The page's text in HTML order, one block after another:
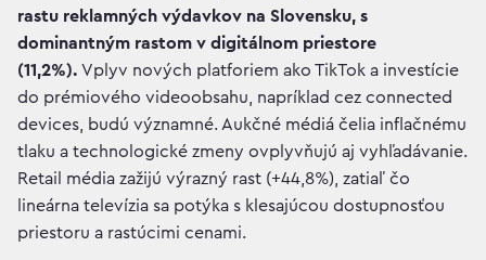
rastu reklamných výdavkov na Slovensku, s
dominantným rastom v digitálnom priestore
(11,2%). Vplyv nových platforiem ako TikTok a investície
do prémiového videoobsahu, napríklad cez connected
devices, budú významné. Aukčné médiá čelia inflačnému
tlaku a technologické zmeny ovplyvňujú aj vyhľadávanie.
Retail média zažijú výrazný rast (+44,8%), zatiaľ čo
lineárna televízia sa potýka s klesajúcou dostupnosťou
priestoru a rastúcimi cenami.